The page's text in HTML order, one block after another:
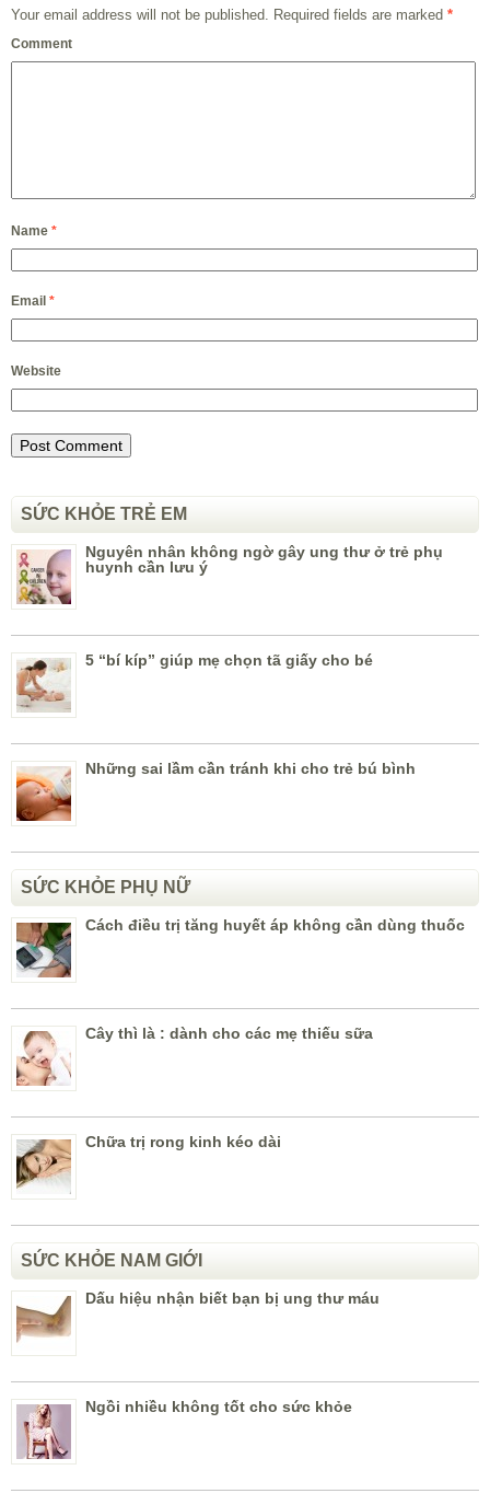
Your email address will not be published. Required fields are marked *
Comment
Name *
Email *
Website
SỨC KHỎE TRẺ EM
Nguyên nhân không ngờ gây ung thư ở trẻ phụ
huynh cần lưu ý
5 “bí kíp” giúp mẹ chọn tã giấy cho bé
Những sai lầm cần tránh khi cho trẻ bú bình
SỨC KHỎE PHỤ NỮ
Cách điều trị tăng huyết áp không cần dùng thuốc
Cây thì là : dành cho các mẹ thiếu sữa
Chữa trị rong kinh kéo dài
SỨC KHỎE NAM GIỚI
Dấu hiệu nhận biết bạn bị ung thư máu
Ngồi nhiều không tốt cho sức khỏe